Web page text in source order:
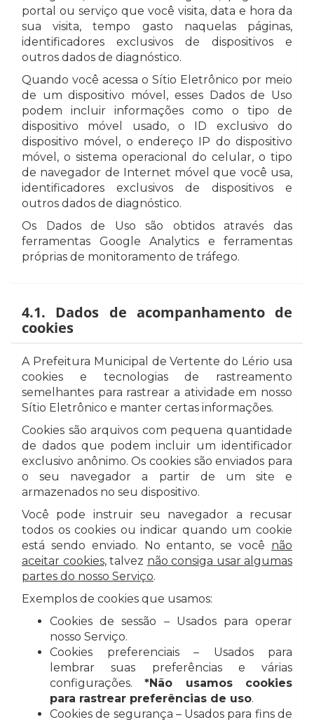
portal ou serviço que você visita, data e hora da
sua visita, tempo gasto naquelas páginas,
identificadores exclusivos de dispositivos e
outros dados de diagnóstico.
Quando você acessa o Sítio Eletrônico por meio
de um dispositivo móvel, esses Dados de Uso
podem incluir informações como o tipo de
dispositivo móvel usado, o ID exclusivo do
dispositivo móvel, o endereço IP do dispositivo
móvel, o sistema operacional do celular, o tipo
de navegador de Internet móvel que você usa,
identificadores exclusivos de dispositivos e
outros dados de diagnóstico.
Os Dados de Uso são obtidos através das
ferramentas Google Analytics e ferramentas
próprias de monitoramento de tráfego.
4.1. Dados de acompanhamento de
cookies
A Prefeitura Municipal de Vertente do Lério usa
cookies e tecnologias de rastreamento
semelhantes para rastrear a atividade em nosso
Sítio Eletrônico e manter certas informações.
Cookies são arquivos com pequena quantidade
de dados que podem incluir um identificador
exclusivo anônimo. Os cookies são enviados para
o seu navegador a partir de um site e
armazenados no seu dispositivo.
Você pode instruir seu navegador a recusar
todos os cookies ou indicar quando um cookie
está sendo enviado. No entanto, se você não
aceitar cookies, talvez não consiga usar algumas
partes do nosso Serviço.
Exemplos de cookies que usamos:
Cookies de sessão – Usados para operar
nosso Serviço.
Cookies preferenciais – Usados para
lembrar suas preferências e várias
configurações.*Não usamos cookies
para rastrear preferências de uso.
Cookies de segurança – Usados para fins de